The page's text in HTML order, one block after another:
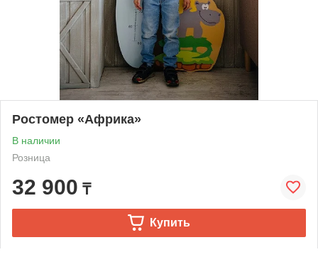
Ростомер «Африка»
В наличии
Розница
32 900 ₸
Купить